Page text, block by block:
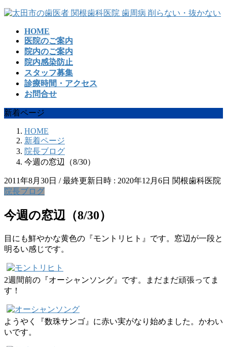
コ
プ
ナ
動
HOME
医院のご案内
院内のご案内
院内感染防止
スタッフ募集
診療時間・アクセス
お問合せ
新着ページ
HOME
新着ページ
院長ブログ
今週の窓辺（8/30）
2011年8月30日 / 最終更新日時 : 2020年12月6日 関根歯科医院
院長ブログ
今週の窓辺（8/30）
目にも鮮やかな黄色の『モントリヒト』です。窓辺が一段と
明るい感じです。
2週間前の『オーシャンソング』です。まだまだ頑張ってま
す！
ようやく『数珠サンゴ』に赤い実がなり始めました。かわい
いです。